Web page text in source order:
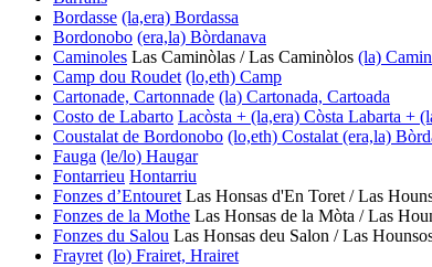
Bordasse (la,era) Bordassa
Bordonobo (era,la) Bòrdanava
Caminoles Las Caminòlas / Las Caminòlos (la)
Camp dou Roudet (lo,eth) Camp
Cartonade, Cartonnade (la) Cartonada, Cartoada
Costo de Labarto Lacòsta + (la,era) Còsta Labarta +
Coustalat de Bordonobo (lo,eth) Costalat (era,la)
Fauga (le/lo) Haugar
Fontarrieu Hontarriu
Fonzes d’Entouret Las Honsas d'En Toret / Las
Fonzes de la Mothe Las Honsas de la Mòta / Las
Fonzes du Salou Las Honsas deu Salon / Las
Frayret (lo) Frairet, Hrairet